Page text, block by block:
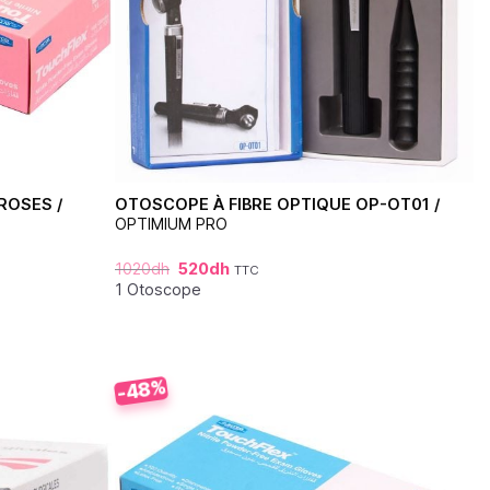
/
OTOSCOPE À FIBRE OPTIQUE OP-OT01 /
OPTIMIUM PRO
1020dh 520dh TTC
1 Otoscope
-48%